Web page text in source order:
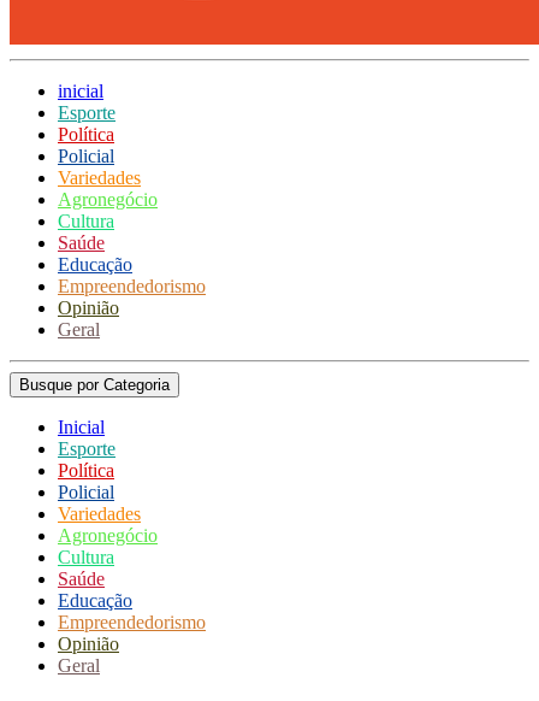
inicial
Esporte
Política
Policial
Variedades
Agronegócio
Cultura
Saúde
Educação
Empreendedorismo
Opinião
Geral
Busque por Categoria
Inicial
Esporte
Política
Policial
Variedades
Agronegócio
Cultura
Saúde
Educação
Empreendedorismo
Opinião
Geral